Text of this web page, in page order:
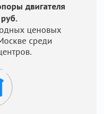
двигателя
ценовых
среди